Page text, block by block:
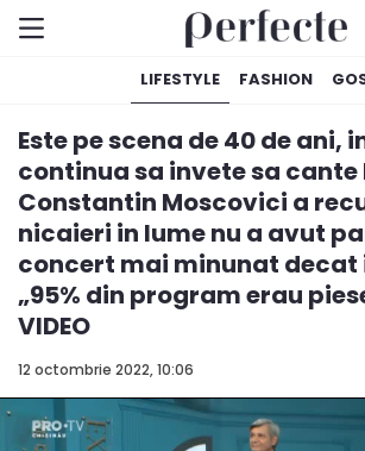
LIFESTYLE FASHION
12 octombrie 2022, 10:06
Este pe scena de 40 de ani,
continua sa invete sa cante
Constantin Moscovici a
nicaieri in lume nu a avut
concert mai minunat decat
„95% din program erau
VIDEO